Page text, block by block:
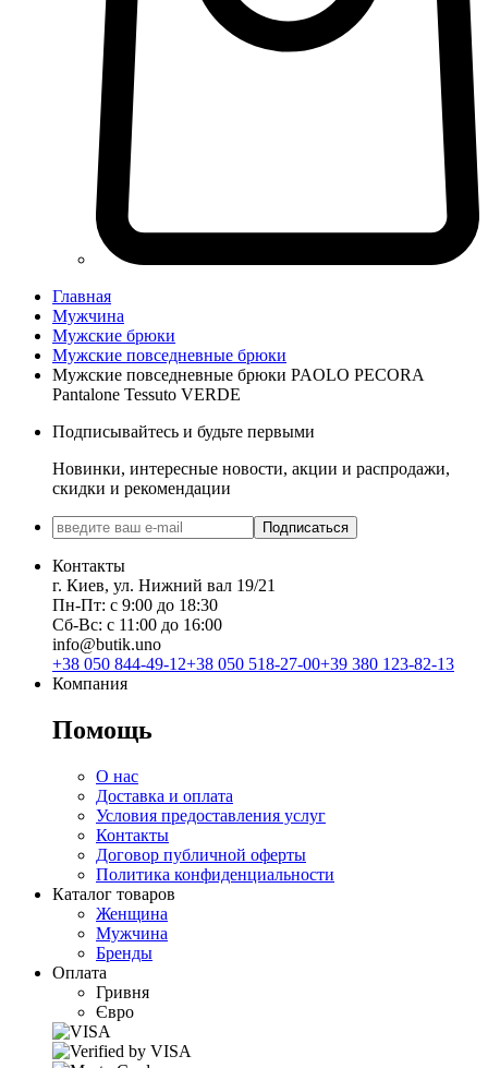
Главная
Мужчина
Мужские брюки
Мужские повседневные брюки
Мужские повседневные брюки PAOLO PECORA
Pantalone Tessuto VERDE
Подписывайтесь и будьте первыми
Новинки, интересные новости, акции и распродажи,
скидки и рекомендации
Подписаться
Контакты
г. Киев, ул. Нижний вал 19/21
Пн-Пт: с 9:00 до 18:30
Сб-Вс: с 11:00 до 16:00
info@butik.uno
+38 050 844-49-12+38 050 518-27-00+39 380 123-82-13
Компания
Помощь
О нас
Доставка и оплата
Условия предоставления услуг
Контакты
Договор публичной оферты
Политика конфиденциальности
Каталог товаров
Женщина
Мужчина
Бренды
Оплата
Гривня
Євро